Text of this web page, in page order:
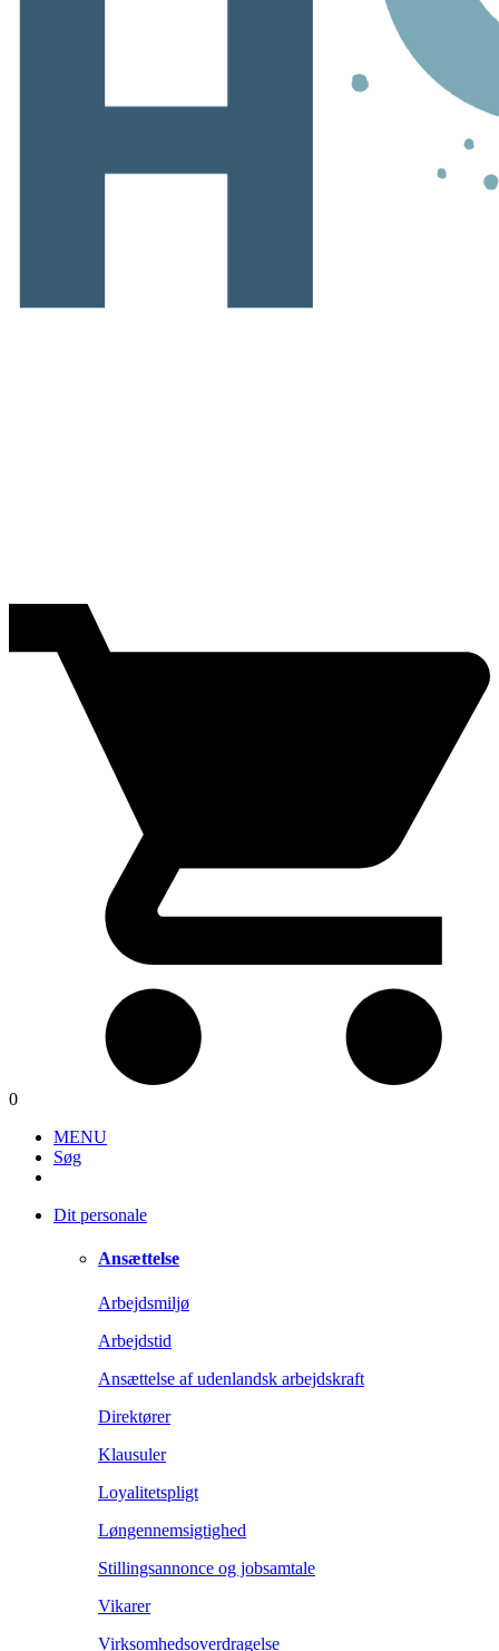
0
MENU
Søg
Dit personale
Ansættelse
Arbejdsmiljø
Arbejdstid
Ansættelse af udenlandsk arbejdskraft
Direktører
Klausuler
Loyalitetspligt
Løngennemsigtighed
Stillingsannonce og jobsamtale
Vikarer
Virksomhedsoverdragelse